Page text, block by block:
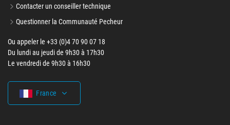
Contacter un conseiller technique
Questionner la Communauté Pecheur
Ou appeler le +33 (0)4 70 90 07 18
Du lundi au jeudi de 9h30 à 17h30
Le vendredi de 9h30 à 16h30
France